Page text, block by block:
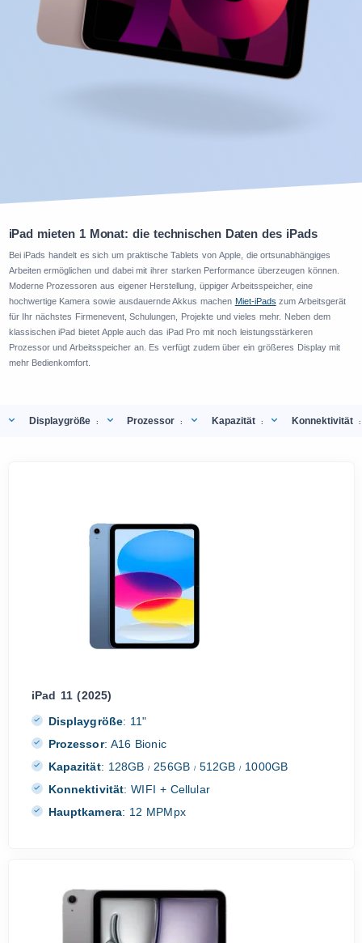
iPad mieten 1 Monat: die technischen Daten des iPads
Bei iPads handelt es sich um praktische Tablets von Apple, die ortsunabhängiges
Arbeiten ermöglichen und dabei mit ihrer starken Performance überzeugen können.
Moderne Prozessoren aus eigener Herstellung, üppiger Arbeitsspeicher, eine
hochwertige Kamera sowie ausdauernde Akkus machen Miet-iPads zum Arbeitsgerät
für Ihr nächstes Firmenevent, Schulungen, Projekte und vieles mehr. Neben dem
klassischen iPad bietet Apple auch das iPad Pro mit noch leistungsstärkeren
Prozessor und Arbeitsspeicher an. Es verfügt zudem über ein größeres Display mit
mehr Bedienkomfort.
iPad 11 (2025)
Displaygröße: 11"
Prozessor: A16 Bionic
Kapazität: 128GB/ 256GB /512GB/ 1000GB
Konnektivität: WIFI + Cellular
Hauptkamera: 12 MPMpx
Displaygröße : Prozessor : Kapazität : Konnektivität :